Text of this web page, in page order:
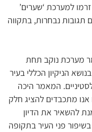
למערכת ‘שערים’
תגובות נבחרות, בתקווה
מערכת נוקב תחת
הניקיון הכללי בעיר
המאמר היכה
אנו מתכבדים להציג חלק
להשאיר את הדיון
פני העיר בתקופה